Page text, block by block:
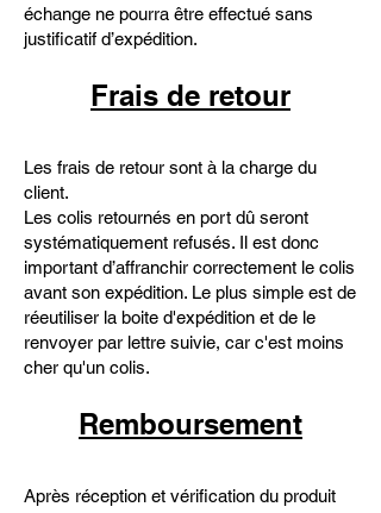
échange ne pourra être effectué sans
justificatif d’expédition.
Frais de retour
Les frais de retour sont à la charge du
client.
Les colis retournés en port dû seront
systématiquement refusés. Il est donc
important d’affranchir correctement le colis
avant son expédition. Le plus simple est de
réeutiliser la boite d'expédition et de le
renvoyer par lettre suivie, car c'est moins
cher qu'un colis.
Remboursement
Après réception et vérification du produit